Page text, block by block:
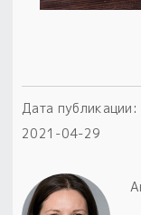
на заказ от 4
Оберег в
Дата публикации:
2021-04-29